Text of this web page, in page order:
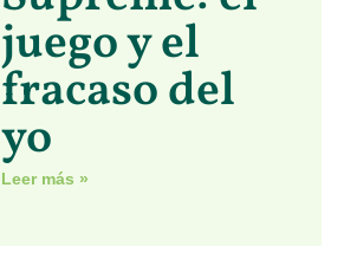
juego y el
fracaso del
yo
Leer más »